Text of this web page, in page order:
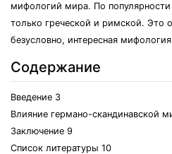
мифологий мира. По популярности
только греческой и римской. Это
безусловно, интересная
Содержание
Введение 3
Влияние германо-скандинавской
Заключение 9
Список литературы 10